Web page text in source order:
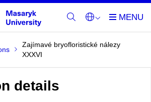
Zajímavé bryofloristické nálezy
XXXVI
details